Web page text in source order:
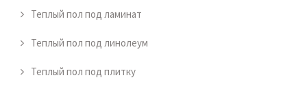
Теплый пол под ламинат
Теплый пол под линолеум
Теплый пол под плитку